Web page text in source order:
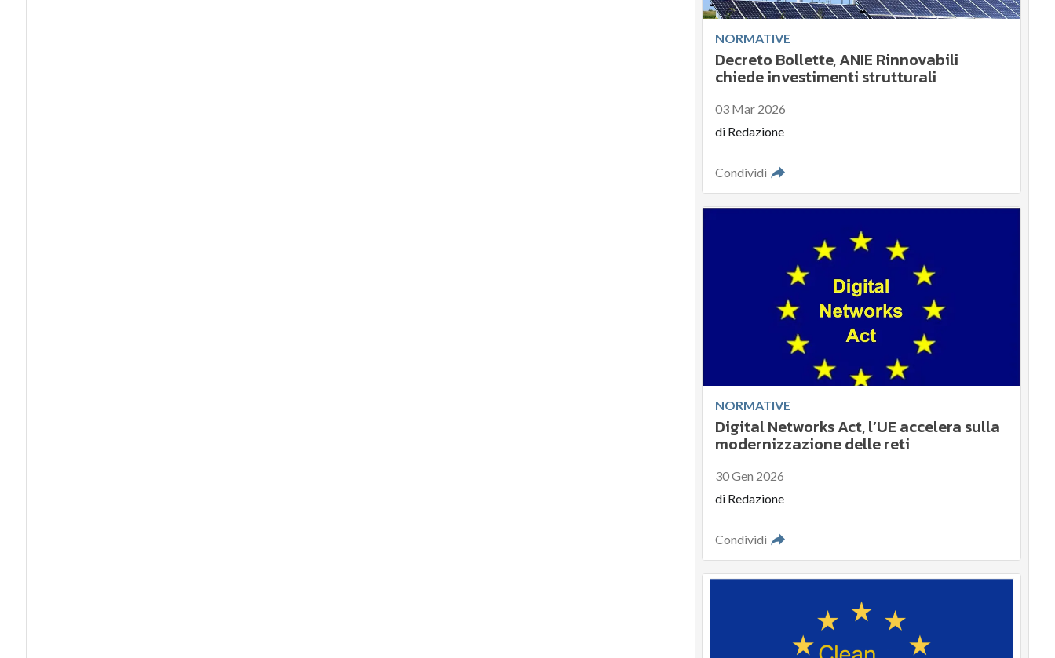
NORMATIVE
Decreto Bollette, ANIE Rinnovabili
chiede investimenti strutturali
03 Mar 2026
di Redazione
Condividi
NORMATIVE
Digital Networks Act, l’UE accelera sulla
modernizzazione delle reti
30 Gen 2026
di Redazione
Condividi